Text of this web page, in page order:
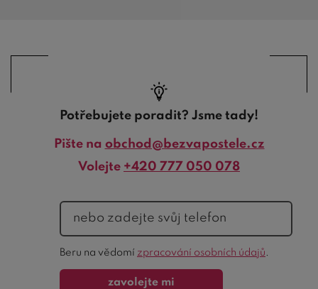
Potřebujete poradit? Jsme tady!
Pište na obchod@bezvapostele.cz
Volejte +420 777 050 078
telefon
formuláře
Beru na vědomí zpracování osobních údajů
zavolejte mi